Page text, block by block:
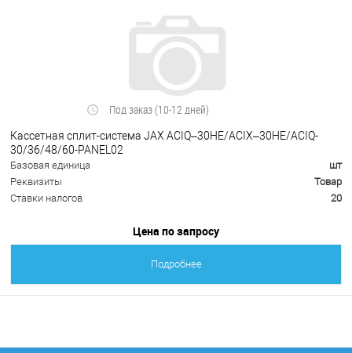
Под заказ (10-12 дней)
Кассетная сплит-система JAX ACIQ–30HE/ACIX–30HE/ACIQ-
30/36/48/60-PANEL02
Базовая единица
шт
Реквизиты
Товар
Ставки налогов
20
Цена по запросу
Подробнее